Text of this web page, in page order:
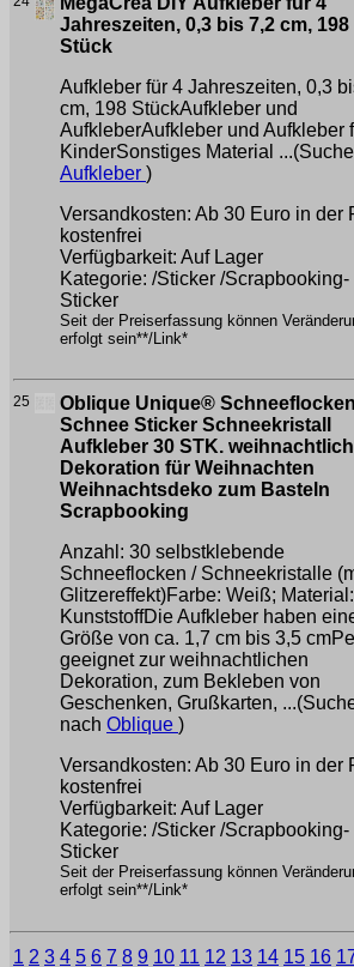
Jahreszeiten, 0,3 bis 7,2 cm, 198
Stück
Aufkleber für 4 Jahreszeiten, 0,3
cm, 198 StückAufkleber und
AufkleberAufkleber und Aufkleber
KinderSonstiges Material
Aufkleber )
Versandkosten: Ab 30 Euro in der
kostenfrei
Verfügbarkeit: Auf Lager
Kategorie: /Sticker /Scrapbooking-
Sticker
Seit der Preiserfassung können
erfolgt sein**/Link*
25
Oblique Unique® Schneeflocken
Schnee Sticker Schneekristall
Aufkleber 30 STK.
Dekoration für Weihnachten
Weihnachtsdeko zum Basteln
Scrapbooking
Anzahl: 30 selbstklebende
Schneeflocken / Schneekristalle
Glitzereffekt)Farbe: Weiß; Material:
KunststoffDie Aufkleber haben
Größe von ca. 1,7 cm bis 3,5
geeignet zur weihnachtlichen
Dekoration, zum Bekleben von
Geschenken, Grußkarten,
nach Oblique )
Versandkosten: Ab 30 Euro in der
kostenfrei
Verfügbarkeit: Auf Lager
Kategorie: /Sticker /Scrapbooking-
Sticker
Seit der Preiserfassung können
erfolgt sein**/Link*
1 2 3 4 5 6 7 8 9 10 11 12 13 14 15 16